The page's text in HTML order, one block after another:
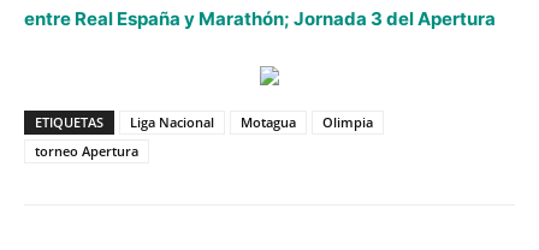
entre Real España y Marathón; Jornada 3 del Apertura
ETIQUETAS Liga Nacional Motagua
Olimpia
torneo Apertura